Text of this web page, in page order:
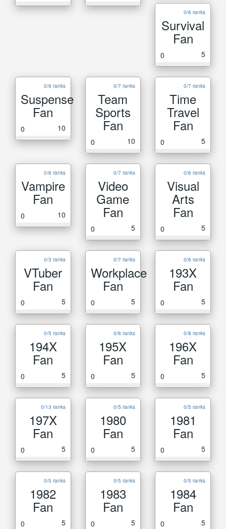
0/6 ranks
Survival
Fan
0 5
0/6 ranks
Suspense
Fan
0 10
0/7 ranks
Team
Sports
Fan
0 10
0/7 ranks
Time
Travel
Fan
0 5
0/6 ranks
Vampire
Fan
0 10
0/7 ranks
Video
Game
Fan
0 5
0/6 ranks
Visual
Arts
Fan
0 5
0/3 ranks
VTuber
Fan
0 5
0/7 ranks
Workplace
Fan
0 5
0/6 ranks
193X
Fan
0 5
0/5 ranks
194X
Fan
0 5
0/6 ranks
195X
Fan
0 5
0/8 ranks
196X
Fan
0 5
0/13 ranks
197X
Fan
0 5
0/5 ranks
1980
Fan
0 5
0/5 ranks
1981
Fan
0 5
0/5 ranks
1982
Fan
0 5
0/5 ranks
1983
Fan
0 5
0/5 ranks
1984
Fan
0 5